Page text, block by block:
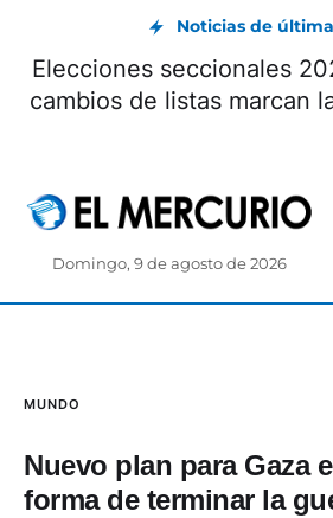
Noticias de
Elecciones seccionales
cambios de listas marcan
Domingo, 9 de agosto de 2026
MUNDO
Nuevo plan para Gaza
forma de terminar la